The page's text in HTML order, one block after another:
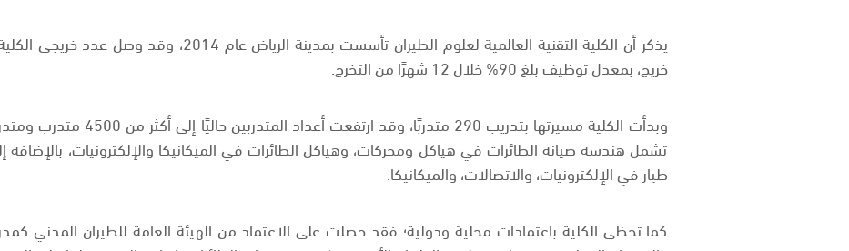
خريج، بمعدل توظيف بلغ 90% خلال 12 شهرًا من التخرج.
وبدأت الكلية مسيرتها بتدريب 290
تشمل هندسة صيانة الطائرات في هياكل ومحركات، وهياكل الطائرات في الميكانيكا والإلكترونيات،
طيار في الإلكترونيات، والاتصالات، والميكانيكا.
كما تحظى الكلية باعتمادات محلية ودولية؛ فقد حصلت على الاعتماد من الهيئة العامة للطيران المدني